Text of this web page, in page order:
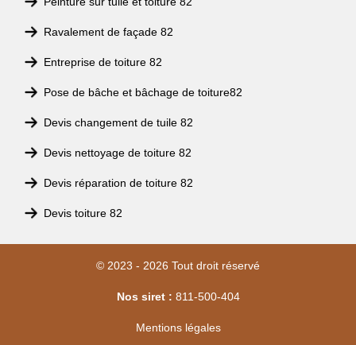
Ravalement de façade 82
Entreprise de toiture 82
Pose de bâche et bâchage de toiture82
Devis changement de tuile 82
Devis nettoyage de toiture 82
Devis réparation de toiture 82
Devis toiture 82
© 2023 - 2026 Tout droit réservé
Nos siret : 811-500-404
Mentions légales